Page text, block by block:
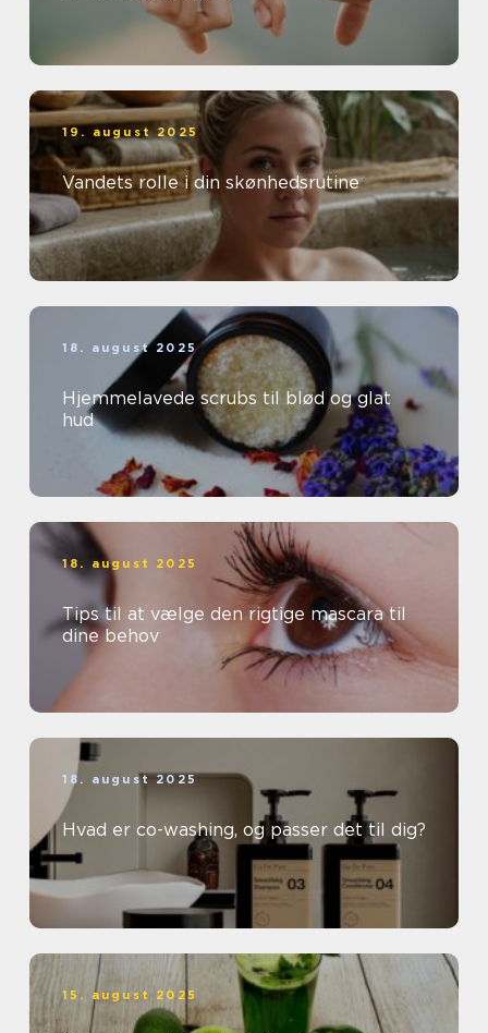
19. august 2025
Vandets rolle i din skønhedsrutine
18. august 2025
Hjemmelavede scrubs til blød og glat
hud
18. august 2025
Tips til at vælge den rigtige mascara til
dine behov
18. august 2025
Hvad er co-washing, og passer det til dig?
15. august 2025